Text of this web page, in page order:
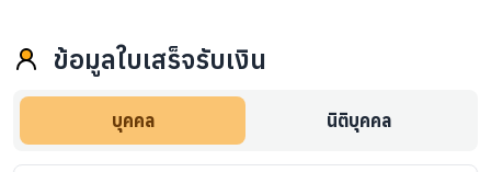
ข้อมูลใบเสร็จรับเงิน
บุคคล นิติบุคคล